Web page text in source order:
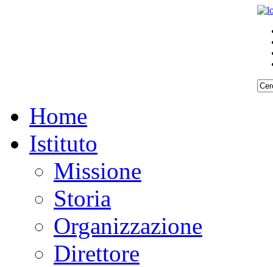
Home
Istituto
Missione
Storia
Organizzazione
Direttore